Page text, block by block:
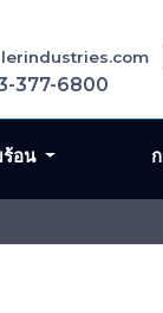
377-6800
ร้อน